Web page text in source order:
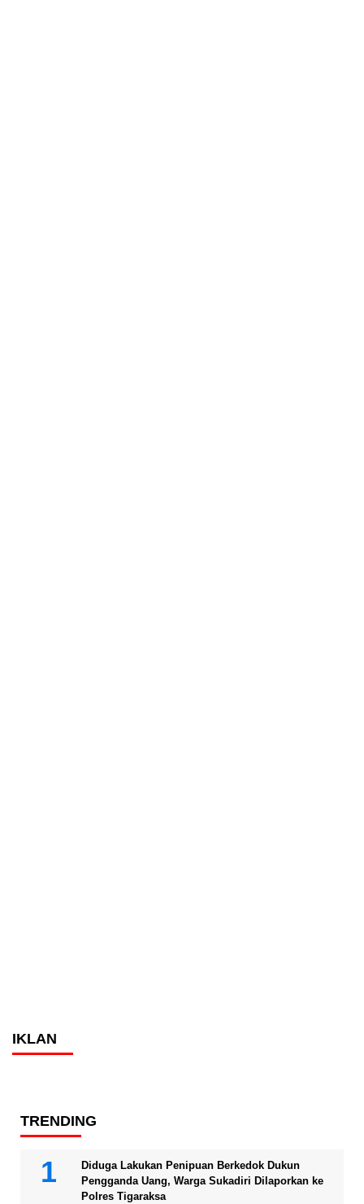
IKLAN
TRENDING
Diduga Lakukan Penipuan Berkedok Dukun
Pengganda Uang, Warga Sukadiri Dilaporkan ke
Polres Tigaraksa